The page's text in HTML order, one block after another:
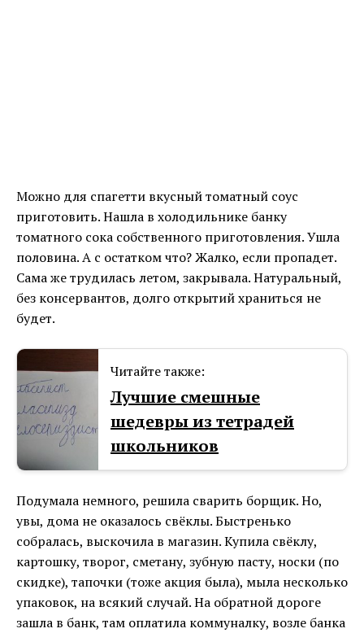
Можно для спагетти вкусный томатный соус
приготовить. Нашла в холодильнике банку
томатного сока собственного приготовления. Ушла
половина. А с остатком что? Жалко, если пропадет.
Сама же трудилась летом, закрывала. Натуральный,
без консервантов, долго открытий храниться не
будет.
Читайте также:
Лучшие смешные
шедевры из тетрадей
школьников
Подумала немного, решила сварить борщик. Но,
увы, дома не оказалось свёклы. Быстренько
собралась, выскочила в магазин. Купила свёклу,
картошку, творог, сметану, зубную пасту, носки (по
скидке), тапочки (тоже акция была), мыла несколько
упаковок, на всякий случай. На обратной дороге
зашла в банк, там оплатила коммуналку, возле банка